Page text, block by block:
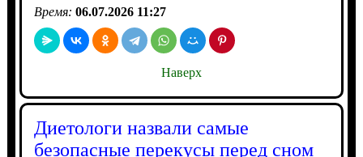
Время: 06.07.2026 11:27
Наверх
Диетологи назвали самые
безопасные перекусы перед сном